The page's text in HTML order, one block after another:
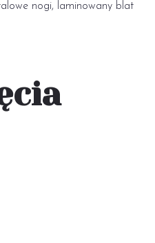
nogi, laminowany blat